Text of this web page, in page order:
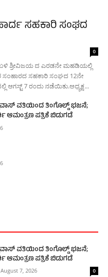
ಸಹಕಾರಿ ಸಂಘದ
0
ಬಳಿ ಶ್ರೀವಿಜಯ ದ ಎರಡನೇ ಮಹಡಿಯಲ್ಲಿ
ಸಹಕಾರಿ ಸಂಘದ 12ನೇ
7 ರಂದು ನಡೆಯಿತು.ಅಧ್ಯಕ್ಷ...
ವತಿಯಿಂದ ತಿಂಗೊಲ್ಡ್ ಭಜನೆ;
ಆಮಂತ್ರಣ ಪತ್ರಿಕೆ ಬಿಡುಗಡೆ
ವತಿಯಿಂದ ತಿಂಗೊಲ್ಡ್ ಭಜನೆ;
ಆಮಂತ್ರಣ ಪತ್ರಿಕೆ ಬಿಡುಗಡೆ
August 7, 2026 0